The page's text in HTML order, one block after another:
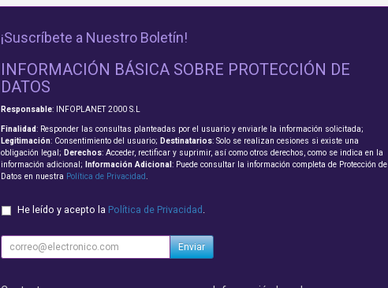
¡Suscríbete a Nuestro Boletín!
INFORMACIÓN BÁSICA SOBRE PROTECCIÓN DE
DATOS
Responsable: INFOPLANET 2000 S.L
Finalidad: Responder las consultas planteadas por el usuario y enviarle la información solicitada;
Legitimación: Consentimiento del usuario; Destinatarios: Solo se realizan cesiones si existe una
obligación legal; Derechos: Acceder, rectificar y suprimir, así como otros derechos, como se indica en la
información adicional;
Información Adicional : Puede consultar la información completa de Protección de
Datos en nuestra Política de Privacidad
He leído y acepto la Política de Privacidad
Enviar